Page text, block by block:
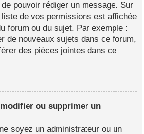
pouvoir rédiger un message. Sur
de vos permissions est affichée
forum ou du sujet. Par exemple :
de nouveaux sujets dans ce forum,
des pièces jointes dans ce
ou supprimer un
soyez un administrateur ou un